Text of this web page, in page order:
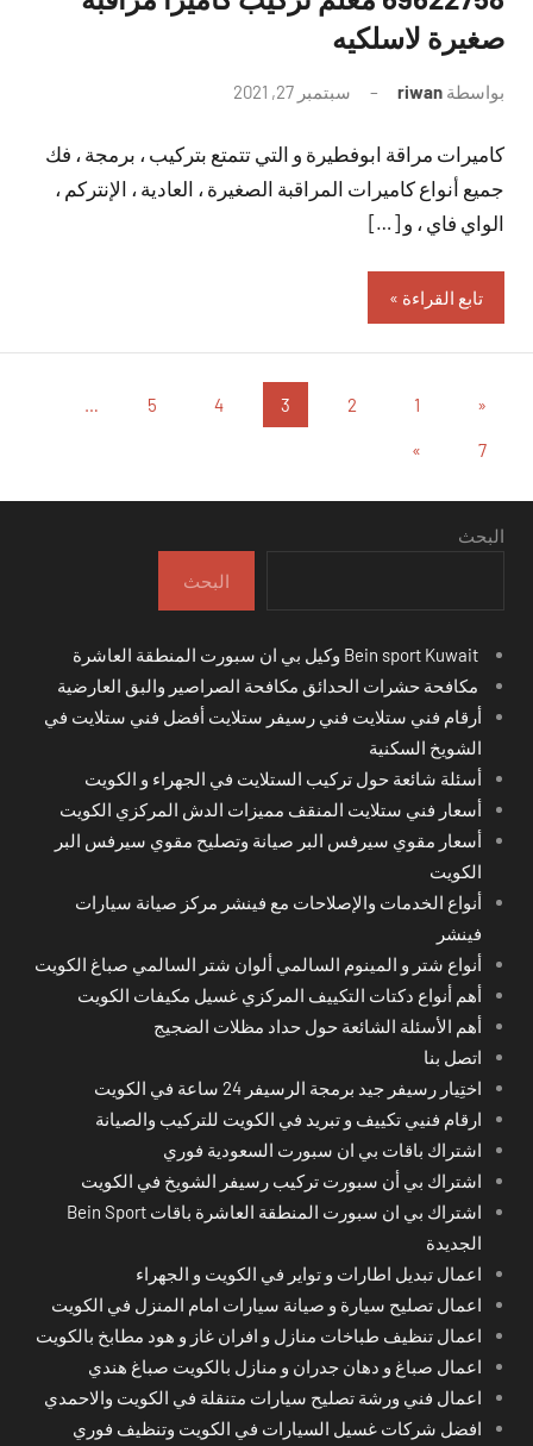
صغيرة لاسلكيه
بواسطة riwan سبتمبر 27, 2021
تعليقات
كاميرات مراقة ابوفطيرة و التي تتمتع بتركيب ، برمجة ، فك
جميع أنواع كاميرات المراقبة الصغيرة ، العادية ، الإنتركم ،
الواي فاي ، و […]
تابع القراءة
تعدد
صفحات
المقالات
« المقالات
1
2
3
4
5
…
7
المقالات
»
البحث
البحث
مكافحة حشرات الحدائق مكافحة الصراصير والبق العارضية
أرقام فني ستلايت فني رسيفر ستلايت أفضل فني ستلايت في
الشويخ السكنية
أسئلة شائعة حول تركيب الستلايت في الجهراء و الكويت
أسعار فني ستلايت المنقف مميزات الدش المركزي الكويت
أسعار مقوي سيرفس البر صيانة وتصليح مقوي سيرفس البر
الكويت
أنواع الخدمات والإصلاحات مع فينشر مركز صيانة سيارات
فينشر
أنواع شتر و المينوم السالمي ألوان شتر السالمي صباغ الكويت
أهم أنواع دكتات التكييف المركزي غسيل مكيفات الكويت
أهم الأسئلة الشائعة حول حداد مظلات الضجيج
اتصل بنا
اختِيار رسيفر جيد برمجة الرسيفر 24 ساعة في الكويت
ارقام فنيي تكييف و تبريد في الكويت للتركيب والصيانة
اشتراك باقات بي ان سبورت السعودية فوري
اشتراك بي أن سبورت تركيب رسيفر الشويخ في الكويت
اشتراك بي ان سبورت المنطقة العاشرة باقات Bein Sport
الجديدة
اعمال تبديل اطارات و تواير في الكويت و الجهراء
اعمال تصليح سيارة و صيانة سيارات امام المنزل في الكويت
اعمال تنظيف طباخات منازل و افران غاز و هود مطابخ بالكويت
اعمال صباغ و دهان جدران و منازل بالكويت صباغ هندي
اعمال فني ورشة تصليح سيارات متنقلة في الكويت والاحمدي
افضل شركات غسيل السيارات في الكويت وتنظيف فوري